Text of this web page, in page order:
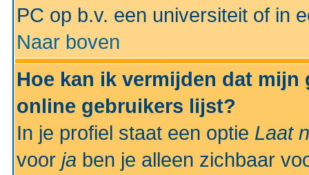
PC op b.v. een universiteit of in
Naar boven
Hoe kan ik vermijden dat
online gebruikers lijst?
In je profiel staat een optie Laat
voor ja ben je alleen zichbaar